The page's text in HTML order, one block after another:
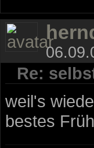
Re:
weil's
bestes